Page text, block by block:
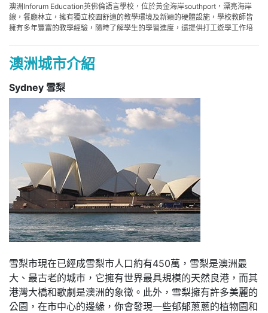
澳洲Inforum Education英佛倫語言學校，位於黃金海岸southport，漂亮海岸
線，餐廳林立，擁有獨立校園舒適的教學環境及新穎的硬體設施，學校教師皆
擁有多年豐富的教學經驗，隨時了解學生的學習進度，還提供打工遊學工作培
澳洲Inforum 語言學校特色
走路5分鐘即可抵達購物中心，生活機能相當便利。
獨立的校區，多元化國籍學生，超低華人比率。
小班團體教學。
免費提供工作培訓相關資訊
嚴格執行“English Only ”在校說英語政策
多樣化實習課程: 義式咖啡、攝影等
每星期五針對課程及學生的上課情形做最佳改善調整
多樣化選修課程：加強會話、多益、新聞24小時 (時事討論)、國際商用英文。
每星期五下午多樣化的課外活動：衝浪、海灘排球、烤肉等
每個月一次，邀請“澳洲神秘嘉賓 ”跟同學分享澳洲的大小趣味事物及個人經驗
分享 。
🔶澳洲打工遊學英文課程與Demi Pair交換食宿方案
https://www.ezgoabroad.com.tw/study-in-australia-demipair/
🔶澳洲英文課程與Demi Pair 學姊新得分享:
https://www.ezgoabroad.com.tw/demi-pair-study/
🔶澳洲語言學校介紹 : https://www.ezgoabroad.com.tw/au-intro-2/
🔶海外打工遊學專區: https://www.ezgoabroad.com.tw/workstudy-and-
workinghoilday/
澳洲城市介紹
Sydney 雪梨
雪梨市現在已經成雪梨市人口約有450萬，雪梨是澳洲最
大、最古老的城市，它擁有世界最具規模的天然良港，而其
港灣大橋和歌劇是澳洲的象徵。此外，雪梨擁有許多美麗的
公園，在市中心的邊緣，你會發現一些郁郁蔥蔥的植物園和